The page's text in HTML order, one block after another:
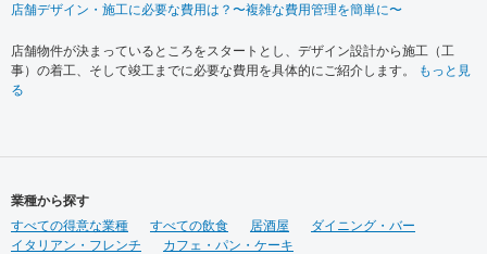
店舗デザイン・施工に必要な費用は？〜複雑な費用管理を簡単に〜
店舗物件が決まっているところをスタートとし、デザイン設計から施工（工
事）の着工、そして竣工までに必要な費用を具体的にご紹介します。
もっと見
る
業種から探す
すべての得意な業種
すべての飲食 居酒屋
ダイニング・バー
イタリアン・フレンチ
カフェ・パン・ケーキ